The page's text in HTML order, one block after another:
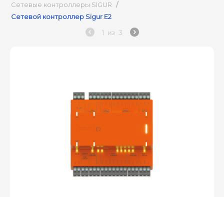
Сетевые контроллеры SIGUR /
Сетевой контроллер Sigur E2
1 из 3